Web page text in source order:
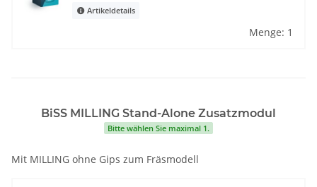
Artikeldetails
Menge: 1
BiSS MILLING Stand-Alone Zusatzmodul
Bitte wählen Sie maximal 1.
Mit MILLING ohne Gips zum Fräsmodell